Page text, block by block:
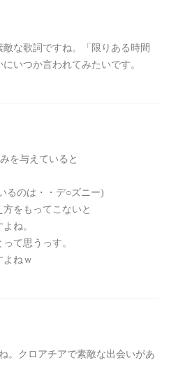
な歌詞ですね。「限りある時間
いつか言われてみたいです。
を与えていると
るのは・・デ○ズニー)
をもってこないと
ね。
て思うっす。
よねｗ
。クロアチアで素敵な出会いがあ